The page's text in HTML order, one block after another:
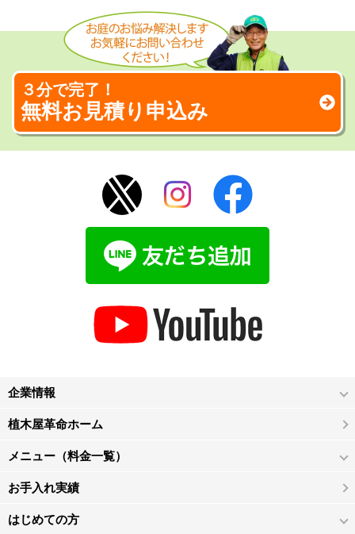
３分で完了！
無料お見積り申込み
企業情報
植木屋革命ホーム
メニュー（料金一覧）
お手入れ実績
はじめての方